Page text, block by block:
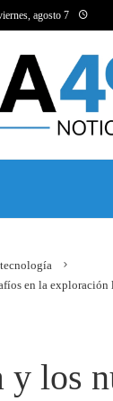
agosto 7
en la exploración
y los